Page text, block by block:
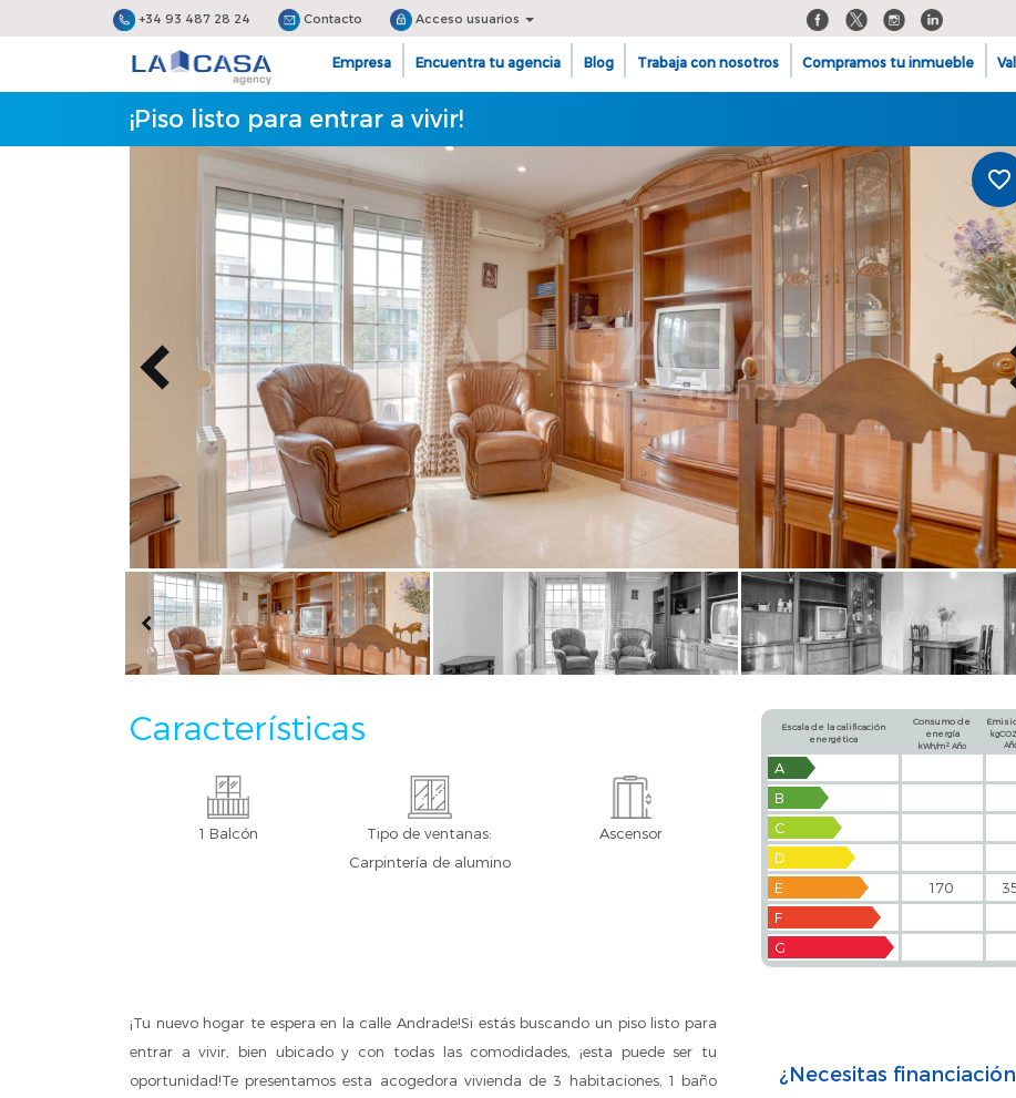
+34 93 487 28 24 Contacto Acceso usuarios
Empresa Encuentra tu agencia Blog Trabaja con nosotros Compramos tu inmueble
¡Piso listo para entrar a vivir!
Características
1 Balcón
Tipo de ventanas:
Carpintería de alumino
Ascensor
Escala de la calificación
energética
Consumo de
energía
kWh/m2Año
A
B
C
D
E
170
F
G
¡Tu nuevo hogar te espera en la calle Andrade!Si estás buscando un piso listo para
entrar a vivir, bien ubicado y con todas las comodidades, ¡esta puede ser tu
oportunidad!Te presentamos esta acogedora vivienda de 3 habitaciones, 1 baño
¿Necesitas